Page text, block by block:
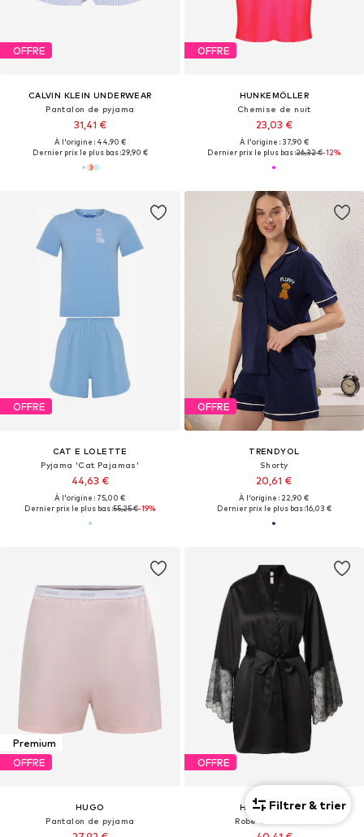
OFFRE
CALVIN KLEIN UNDERWEAR
Pantalon de pyjama
31,41 €
À l'origine : 44,90 €
Dernier prix le plus bas :29,90 €
OFFRE
HUNKEMÖLLER
Chemise de nuit
23,03 €
À l'origine : 37,90 €
Dernier prix le plus bas :26,32 €-12%
OFFRE
CAT E LOLETTE
Pyjama 'Cat Pajamas'
44,63 €
À l'origine : 75,00 €
Dernier prix le plus bas :55,25 €-19%
OFFRE
TRENDYOL
Shorty
20,61 €
À l'origine : 22,90 €
Dernier prix le plus bas :16,03 €
Premium
OFFRE
HUGO
Pantalon de pyjama
OFFRE
HUNKEMÖLLER
Robe de chambre
Filtrer & trier